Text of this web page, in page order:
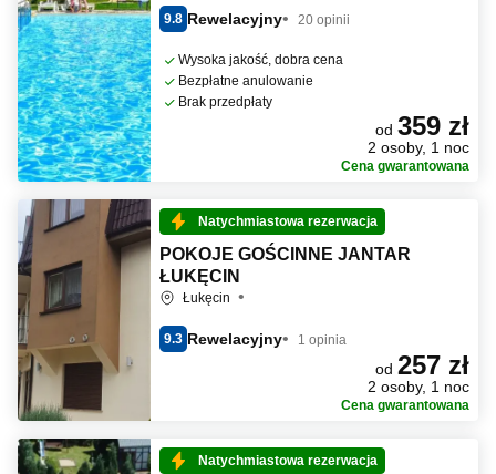
9.8 Rewelacyjny 20 opinii
Wysoka jakość, dobra cena
Bezpłatne anulowanie
Brak przedpłaty
od 359 zł
2 osoby, 1 noc
Cena gwarantowana
Natychmiastowa rezerwacja
POKOJE GOŚCINNE JANTAR
ŁUKĘCIN
Łukęcin
9.3 Rewelacyjny 1 opinia
od 257 zł
2 osoby, 1 noc
Cena gwarantowana
Natychmiastowa rezerwacja